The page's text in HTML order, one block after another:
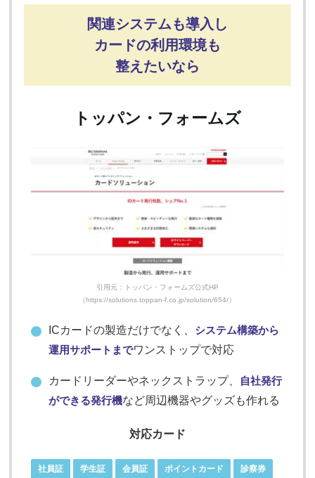
関連システムも導入し
カードの利用環境も
整えたいなら
トッパン・フォームズ
引用元：トッパン・フォームズ公式HP
（https://solutions.toppan-f.co.jp/solution/654/）
ICカードの製造だけでなく、 システム構築から
運用サポートまでワンストップで対応
カードリーダーやネックストラップ、 自社発行
ができる発行機など周辺機器やグッズも作れる
対応カード
社員証 学生証 会員証 ポイントカード 診察券